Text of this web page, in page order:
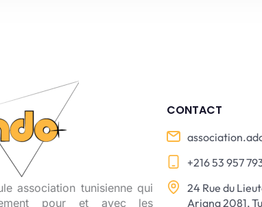
association tunisienne qui
pour et avec les
CONTACT
+216 53 957
24 Rue du
Ariana 2081,